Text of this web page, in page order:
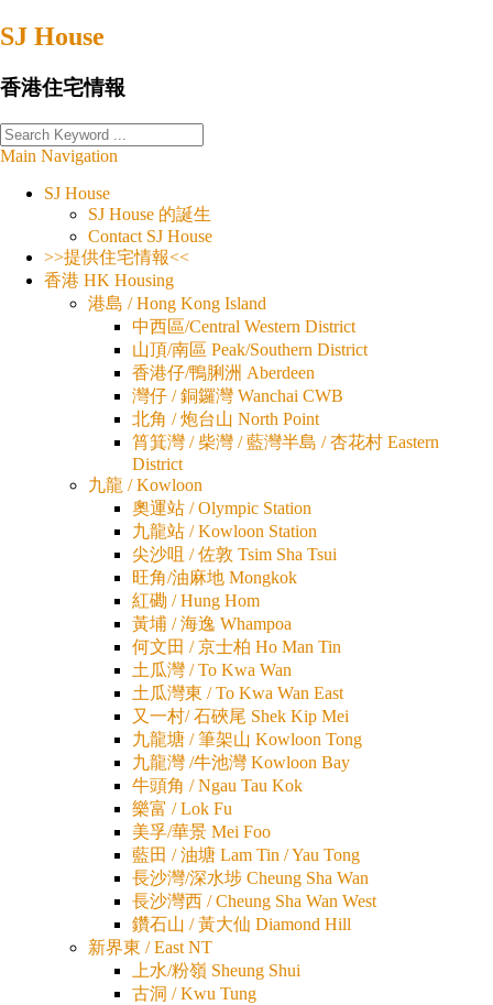
Skip
to
SJ House
香港住宅情報
Main Navigation
SJ House
SJ House 的誕生
Contact SJ House
>>提供住宅情報<<
香港 HK Housing
港島 / Hong Kong Island
中西區/Central Western District
山頂/南區 Peak/Southern District
香港仔/鴨脷洲 Aberdeen
灣仔 / 銅鑼灣 Wanchai CWB
北角 / 炮台山 North Point
筲箕灣 / 柴灣 / 藍灣半島 / 杏花村 Eastern
District
九龍 / Kowloon
奧運站 / Olympic Station
九龍站 / Kowloon Station
尖沙咀 / 佐敦 Tsim Sha Tsui
旺角/油麻地 Mongkok
紅磡 / Hung Hom
黃埔 / 海逸 Whampoa
何文田 / 京士柏 Ho Man Tin
土瓜灣 / To Kwa Wan
土瓜灣東 / To Kwa Wan East
又一村/ 石硤尾 Shek Kip Mei
九龍塘 / 筆架山 Kowloon Tong
九龍灣 /牛池灣 Kowloon Bay
牛頭角 / Ngau Tau Kok
樂富 / Lok Fu
美孚/華景 Mei Foo
藍田 / 油塘 Lam Tin / Yau Tong
長沙灣/深水埗 Cheung Sha Wan
長沙灣西 / Cheung Sha Wan West
鑽石山 / 黃大仙 Diamond Hill
新界東 / East NT
上水/粉嶺 Sheung Shui
古洞 / Kwu Tung